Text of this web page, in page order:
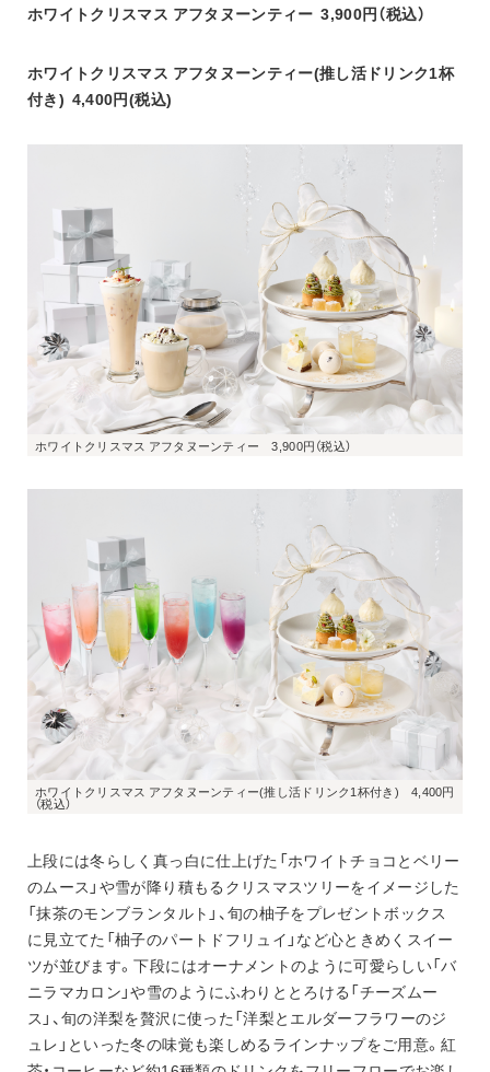
ホワイトクリスマス アフタヌーンティー  3,900円（税込）
ホワイトクリスマス アフタヌーンティー(推し活ドリンク1杯
付き)  4,400円(税込)
ホワイトクリスマス アフタヌーンティー(推し活ドリンク1杯付き)　4,400円
上段には冬らしく真っ白に仕上げた「ホワイトチョコとベリー
のムース」や雪が降り積もるクリスマスツリーをイメージした
「抹茶のモンブランタルト」、旬の柚子をプレゼントボックス
に見立てた「柚子のパートドフリュイ」など心ときめくスイー
ツが並びます。下段にはオーナメントのように可愛らしい「バ
ニラマカロン」や雪のようにふわりととろける「チーズムー
ス」、旬の洋梨を贅沢に使った「洋梨とエルダーフラワーのジ
ュレ」といった冬の味覚も楽しめるラインナップをご用意。紅